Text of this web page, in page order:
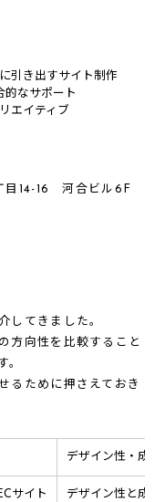
引き出すサイト制作
的なサポート
エイティブ
⽬14-16 河合ビル6F
してきました。
方向性を比較すること
。
るために押さえておき
デザイン性・成果
サイト デザイン性と成果